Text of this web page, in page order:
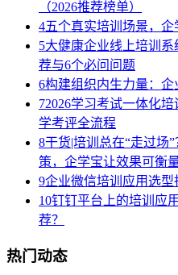
（2026推荐榜单）
4五个真实培训场景，
5大健康企业线上培训
荐与6个必问问题
6构建组织内生力量：
72026学习考试一体化
学考评全流程
8干货|培训总在“走过场
策，企学宝让效果可衡
9企业微信培训应用选
10钉钉平台上的培训应
荐？
热门动态